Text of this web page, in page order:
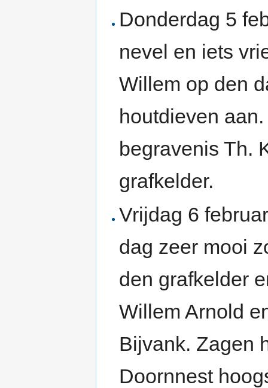
Donderdag 5
nevel en iets
Willem op den
houtdieven
begravenis Th.
grafkelder.
Vrijdag 6
dag zeer mooi
den grafkelder
Willem Arnold
Bijvank. Zagen
Doornnest